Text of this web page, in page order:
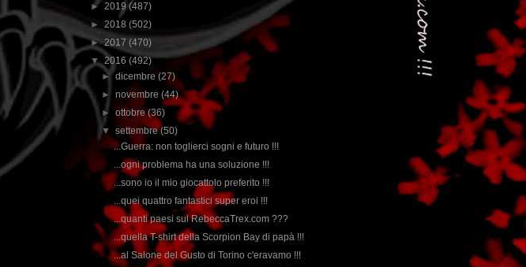
► 2019(487)
► 2018 (502)
►2017 (470)
▼ 2016 (492)
►dicembre(27)
►novembre(44)
►ottobre(36)
▼settembre(50)
...Guerra: non toglierci sogni e futuro !!!
...ogni problema ha una soluzione !!!
...sono io il mio giocattolo preferito !!!
...quei quattro fantastici super eroi !!!
...quanti paesi sul RebeccaTrex.com ???
...quella T-shirt della Scorpion Bay di papà !!!
...al Salone del Gusto di Torino c'eravamo !!!